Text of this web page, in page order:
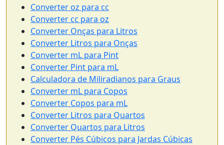
Converter oz para cc
Converter cc para oz
Converter Onças para Litros
Converter Litros para Onças
Converter mL para Pint
Converter Pint para mL
Calculadora de Miliradianos para Graus
Converter mL para Copos
Converter Copos para mL
Converter Litros para Quartos
Converter Quartos para Litros
Converter Pés Cúbicos para Jardas Cúbicas